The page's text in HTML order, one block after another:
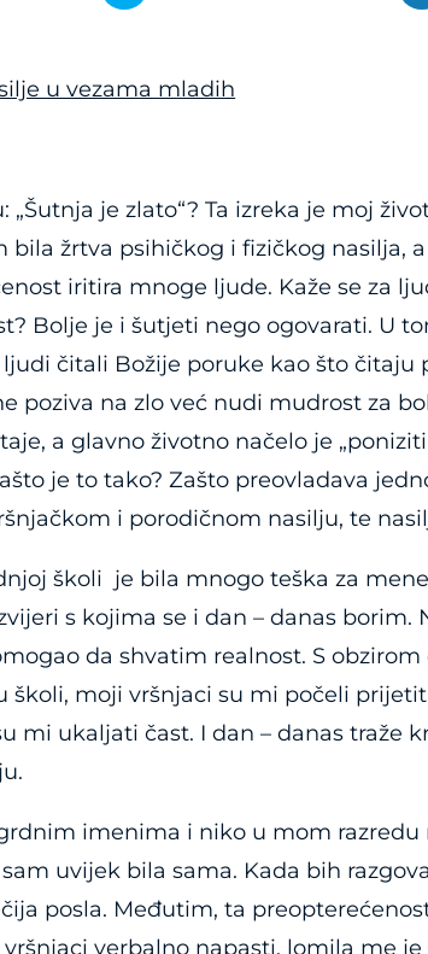
u vezama mladih
„Šutnja je zlato“? Ta izreka je moj
bila žrtva psihičkog i fizičkog nasilja,
iritira mnoge ljude. Kaže se za
Bolje je i šutjeti nego ogovarati. U
čitali Božije poruke kao što
poziva na zlo već nudi mudrost za
a glavno životno načelo je
je to tako? Zašto preovladava
i porodičnom nasilju, te
školi je bila mnogo teška za
s kojima se i dan – danas
da shvatim realnost. S
školi, moji vršnjaci su mi počeli
mi ukaljati čast. I dan – danas traže
imenima i niko u mom
uvijek bila sama. Kada bih
posla. Međutim, ta
verbalno napasti, lomila me